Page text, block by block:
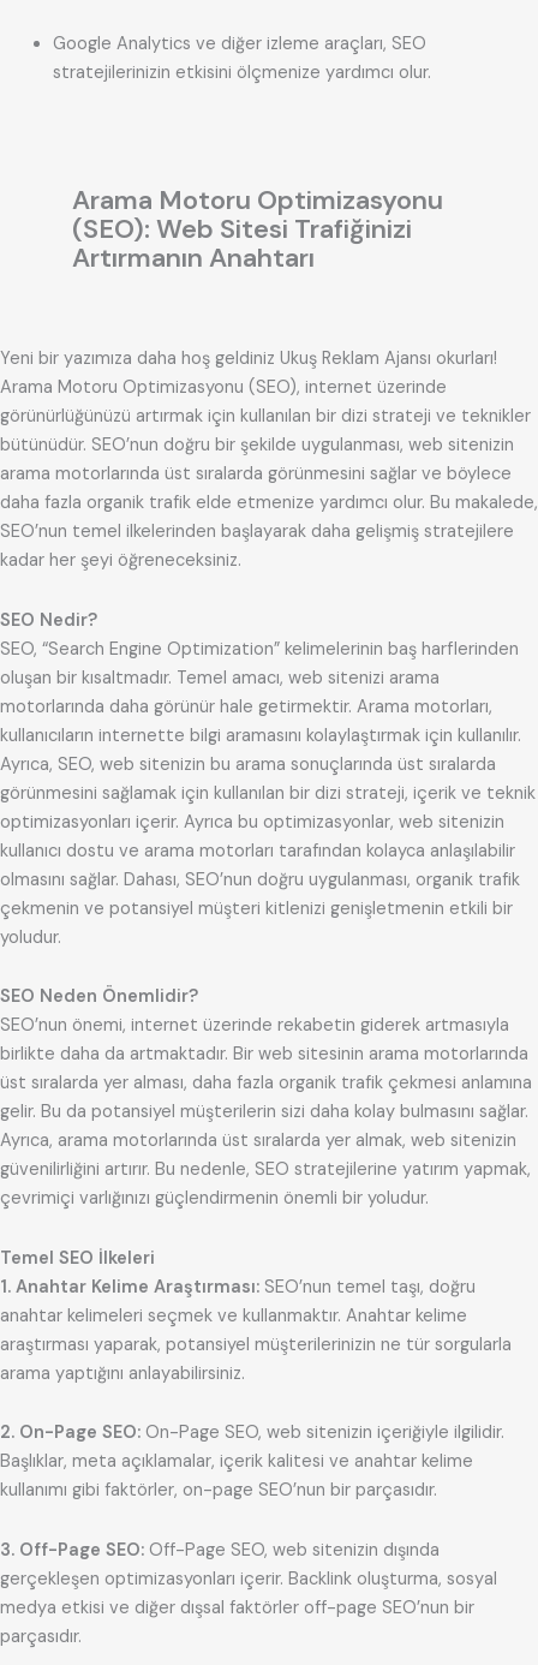
Google Analytics ve diğer izleme araçları, SEO
stratejilerinizin etkisini ölçmenize yardımcı olur.
Arama Motoru Optimizasyonu
(SEO): Web Sitesi Trafiğinizi
Artırmanın Anahtarı
Yeni bir yazımıza daha hoş geldiniz Ukuş Reklam Ajansı okurları!
Arama Motoru Optimizasyonu (SEO), internet üzerinde
görünürlüğünüzü artırmak için kullanılan bir dizi strateji ve teknikler
bütünüdür. SEO’nun doğru bir şekilde uygulanması, web sitenizin
arama motorlarında üst sıralarda görünmesini sağlar ve böylece
daha fazla organik trafik elde etmenize yardımcı olur. Bu makalede,
SEO’nun temel ilkelerinden başlayarak daha gelişmiş stratejilere
kadar her şeyi öğreneceksiniz.
SEO Nedir?
SEO, “Search Engine Optimization” kelimelerinin baş harflerinden
oluşan bir kısaltmadır. Temel amacı, web sitenizi arama
motorlarında daha görünür hale getirmektir. Arama motorları,
kullanıcıların internette bilgi aramasını kolaylaştırmak için kullanılır.
Ayrıca, SEO, web sitenizin bu arama sonuçlarında üst sıralarda
görünmesini sağlamak için kullanılan bir dizi strateji, içerik ve teknik
optimizasyonları içerir. Ayrıca bu optimizasyonlar, web sitenizin
kullanıcı dostu ve arama motorları tarafından kolayca anlaşılabilir
olmasını sağlar. Dahası, SEO’nun doğru uygulanması, organik trafik
çekmenin ve potansiyel müşteri kitlenizi genişletmenin etkili bir
yoludur.
SEO Neden Önemlidir?
SEO’nun önemi, internet üzerinde rekabetin giderek artmasıyla
birlikte daha da artmaktadır. Bir web sitesinin arama motorlarında
üst sıralarda yer alması, daha fazla organik trafik çekmesi anlamına
gelir. Bu da potansiyel müşterilerin sizi daha kolay bulmasını sağlar.
Ayrıca, arama motorlarında üst sıralarda yer almak, web sitenizin
güvenilirliğini artırır. Bu nedenle, SEO stratejilerine yatırım yapmak,
çevrimiçi varlığınızı güçlendirmenin önemli bir yoludur.
Temel SEO İlkeleri
1. Anahtar Kelime Araştırması: SEO’nun temel taşı, doğru
anahtar kelimeleri seçmek ve kullanmaktır. Anahtar kelime
araştırması yaparak, potansiyel müşterilerinizin ne tür sorgularla
arama yaptığını anlayabilirsiniz.
2. On-Page SEO: On-Page SEO, web sitenizin içeriğiyle ilgilidir.
Başlıklar, meta açıklamalar, içerik kalitesi ve anahtar kelime
kullanımı gibi faktörler, on-page SEO’nun bir parçasıdır.
3. Off-Page SEO: Off-Page SEO, web sitenizin dışında
gerçekleşen optimizasyonları içerir. Backlink oluşturma, sosyal
medya etkisi ve diğer dışsal faktörler off-page SEO’nun bir
parçasıdır.